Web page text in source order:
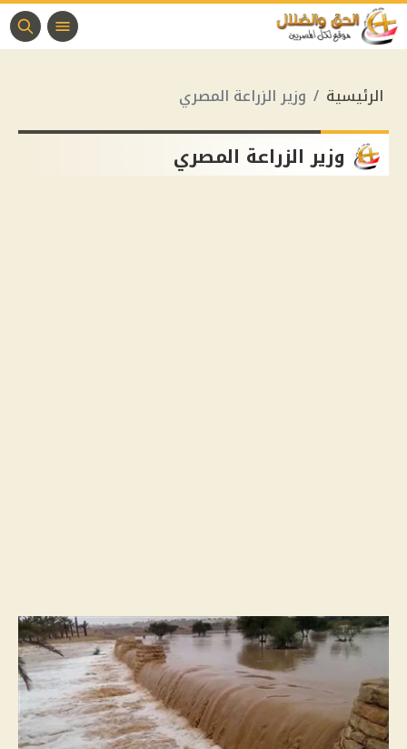
الرئيسية وزير الزراعة المصري
وزير الزراعة المصري